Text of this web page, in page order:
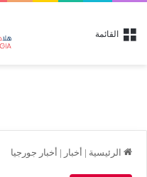
القائمة
الرئيسية | أخبار | أخبار جورجيا